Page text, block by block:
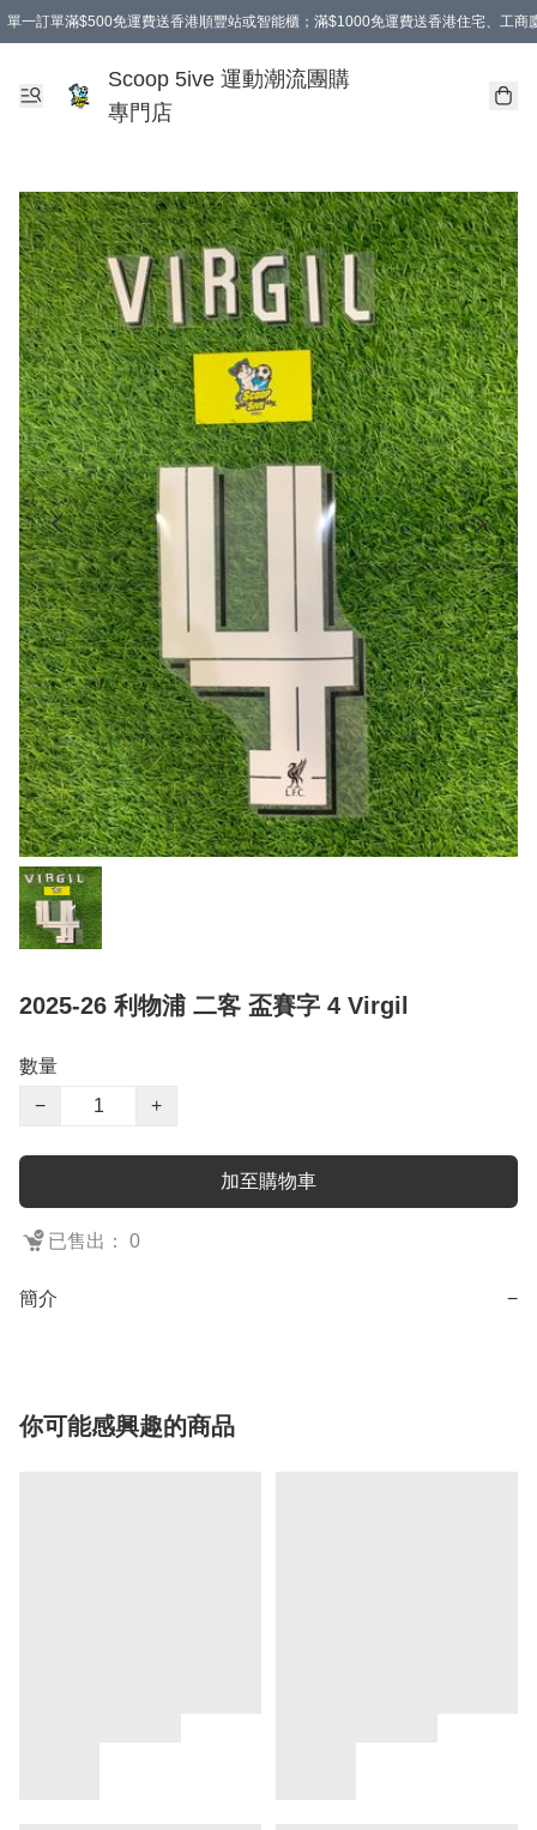
單一訂單滿$500免運費送香港順豐站或智能櫃；滿$1000免運費送香港住宅、工商
Scoop 5ive 運動潮流團購
專門店
2025-26 利物浦 二客 盃賽字 4 Virgil
數量
−
+
加至購物車
已售出： 0
簡介 −
你可能感興趣的商品